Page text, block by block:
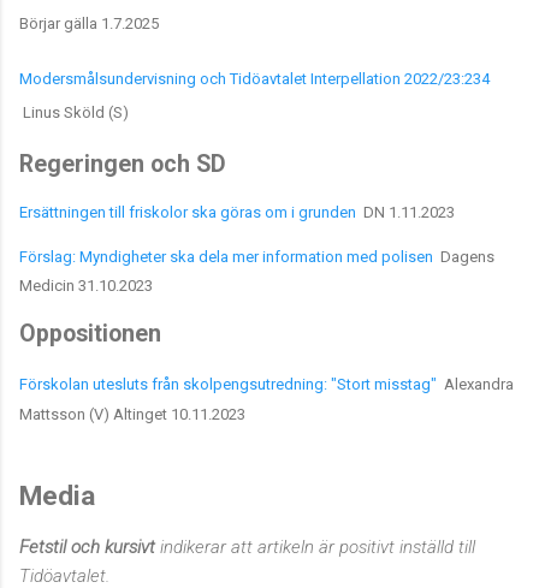
Börjar gälla 1.7.2025
Modersmålsundervisning och Tidöavtalet Interpellation 2022/23:234
Linus Sköld (S)
Regeringen och SD
Ersättningen till friskolor ska göras om i grunden DN 1.11.2023
Förslag: Myndigheter ska dela mer information med polisen Dagens
Medicin 31.10.2023
Oppositionen
Förskolan utesluts från skolpengsutredning: "Stort misstag" Alexandra
Mattsson (V) Altinget 10.11.2023
Media
Fetstil och kursivt indikerar att artikeln är positivt inställd till
Tidöavtalet.